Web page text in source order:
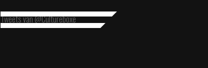
Tweets van @Cultureboxe